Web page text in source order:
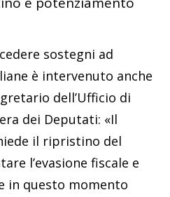
sostegni ad
è intervenuto anche
dell’Ufficio di
dei Deputati: «Il
il ripristino del
l’evasione fiscale e
in questo momento